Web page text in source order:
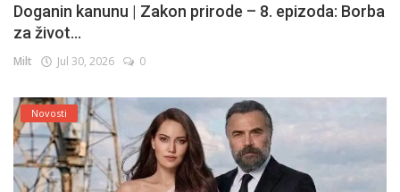
Doganin kanunu | Zakon prirode – 8. epizoda: Borba
za život...
Milt Jul 30, 2026 0
Novosti